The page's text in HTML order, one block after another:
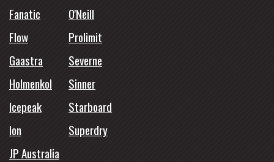
Fanatic
O'Neill
Flow
Prolimit
Gaastra
Severne
Holmenkol
Sinner
Icepeak
Starboard
Ion
Superdry
JP Australia